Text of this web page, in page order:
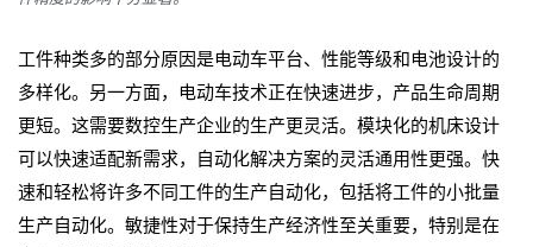
工件种类多的部分原因是电动车平台、性能等级和电池设计的
多样化。另一方面，电动车技术正在快速进步，产品生命周期
更短。这需要数控生产企业的生产更灵活。模块化的机床设计
可以快速适配新需求，自动化解决方案的灵活通用性更强。快
速和轻松将许多不同工件的生产自动化，包括将工件的小批量
生产自动化。敏捷性对于保持生产经济性至关重要，特别是在